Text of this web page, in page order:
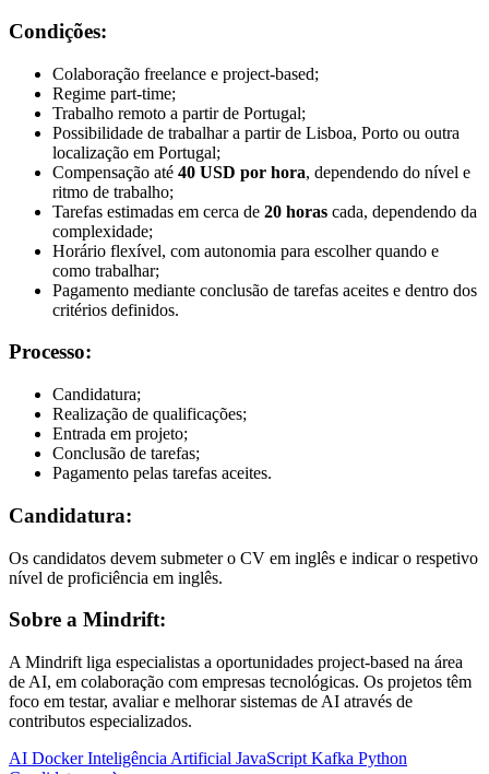
Condições:
Colaboração freelance e project-based;
Regime part-time;
Trabalho remoto a partir de Portugal;
Possibilidade de trabalhar a partir de Lisboa, Porto ou outra
localização em Portugal;
Compensação até 40 USD por hora, dependendo do nível e
ritmo de trabalho;
Tarefas estimadas em cerca de 20 horas cada, dependendo da
complexidade;
Horário flexível, com autonomia para escolher quando e
como trabalhar;
Pagamento mediante conclusão de tarefas aceites e dentro dos
critérios definidos.
Processo:
Candidatura;
Realização de qualificações;
Entrada em projeto;
Conclusão de tarefas;
Pagamento pelas tarefas aceites.
Candidatura:
Os candidatos devem submeter o CV em inglês e indicar o respetivo
nível de proficiência em inglês.
Sobre a Mindrift:
A Mindrift liga especialistas a oportunidades project-based na área
de AI, em colaboração com empresas tecnológicas. Os projetos têm
foco em testar, avaliar e melhorar sistemas de AI através de
contributos especializados.
AI DockerInteligência Artificial JavaScript Kafka Python